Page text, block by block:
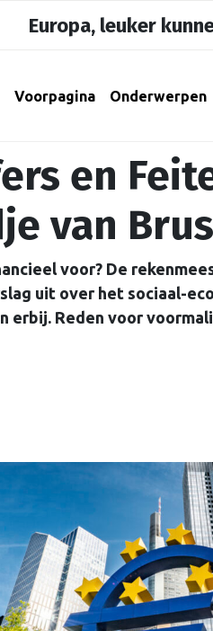
Europa, leuker
Voorpagina Onderwerpen
en
van
voor? De
uit over het sociaal-
Reden voor